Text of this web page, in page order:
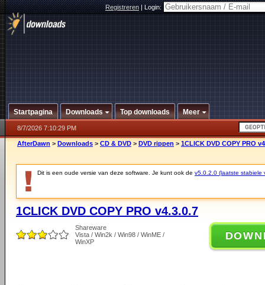
Registreren|Login:
Startpagina Downloads Top downloads Meer
8/7/2026 7:10:29 PM
AfterDawn > Downloads > CD & DVD > DVD rippen > 1CLICK DVD COPY PRO
Dit is een oude versie van deze software. Je kunt ook de v5.0.2.0 (laatste stabiele
1CLICK DVD COPY PRO v4.3.0.7
Shareware
Vista / Win2k / Win98 / WinME /
WinXP